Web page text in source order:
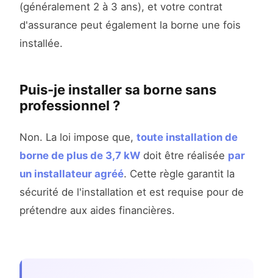
(généralement 2 à 3 ans), et votre contrat
d'assurance peut également la borne une fois
installée.
Puis-je installer sa borne sans
professionnel ?
Non. La loi impose que, toute installation de
borne de plus de 3,7 kW doit être réalisée par
un installateur agréé. Cette règle garantit la
sécurité de l'installation et est requise pour de
prétendre aux aides financières.